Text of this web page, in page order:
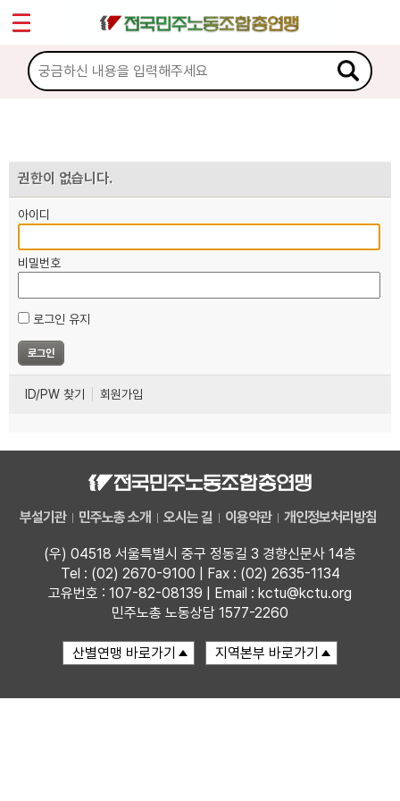
권한이 없습니다.
아이디
비밀번호
로그인 유지
ID/PW 찾기 회원가입
부설기관 민주노총 소개 오시는 길 이용약관 개인정보처리방침
(우) 04518 서울특별시 중구 정동길 3 경향신문사 14층
Tel : (02) 2670-9100 | Fax : (02) 2635-1134
고유번호 : 107-82-08139 | Email : kctu@kctu.org
민주노총 노동상담 1577-2260
마이페이지
소개
노동상담
자료
부설기관
업무